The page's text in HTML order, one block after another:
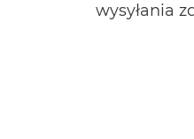
wysyłania